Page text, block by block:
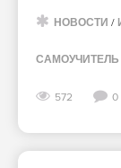
НОВОСТИ /
САМОУЧИТЕЛЬ
572 0